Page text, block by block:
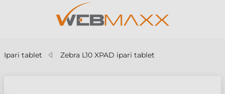
Ipari tablet Zebra L10 XPAD ipari tablet